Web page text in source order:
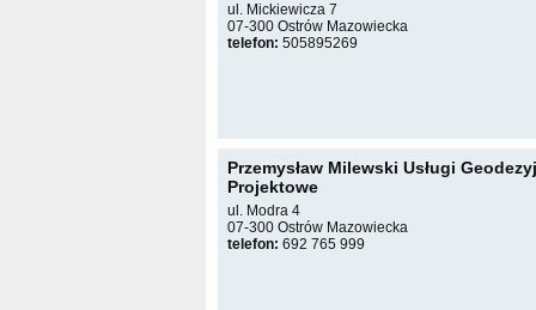
ul. Mickiewicza 7
07-300 Ostrów Mazowiecka
telefon: 505895269
Przemysław Milewski Usługi
Projektowe
ul. Modra 4
07-300 Ostrów Mazowiecka
telefon: 692 765 999